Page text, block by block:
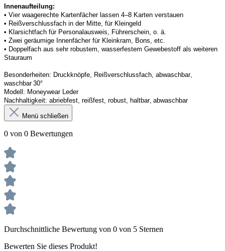
Innenaufteilung:
• Vier waagerechte Kartenfächer lassen 4–8 Karten verstauen
• Reißverschlussfach in der Mitte, für Kleingeld
• Klarsichtfach für Personalausweis, Führerschein, o. ä.
• Zwei geräumige Innenfächer für Kleinkram, Bons, etc.
• Doppelfach aus sehr robustem, wasserfestem Gewebestoff als weiteren
Stauraum
Besonderheiten: Druckknöpfe, Reißverschlussfach, abwaschbar,
waschbar 30°
Modell: Moneywear Leder
Nachhaltigkeit: abriebfest, reißfest, robust haltbar, abwaschbar
Menü schließen
0 von 0 Bewertungen
Durchschnittliche Bewertung von 0 von 5 Sternen
Bewerten Sie dieses Produkt!